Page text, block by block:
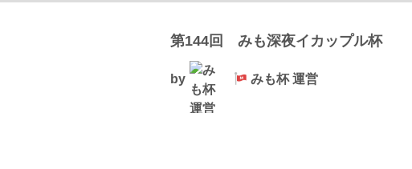
第144回 みも深夜イカップル杯
by みも杯 運営